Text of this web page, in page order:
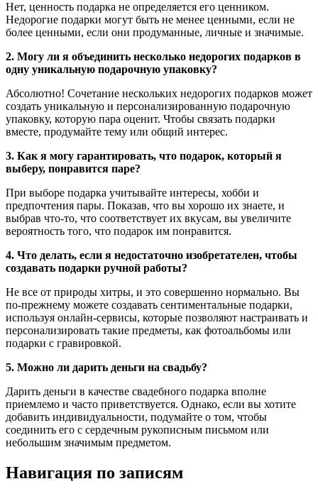
Нет, ценность подарка не определяется его ценником.
Недорогие подарки могут быть не менее ценными, если не
более ценными, если они продуманные, личные и значимые.
2. Могу ли я объединить несколько недорогих подарков в
одну уникальную подарочную упаковку?
Абсолютно! Сочетание нескольких недорогих подарков может
создать уникальную и персонализированную подарочную
упаковку, которую пара оценит. Чтобы связать подарки
вместе, продумайте тему или общий интерес.
3. Как я могу гарантировать, что подарок, который я
выберу, понравится паре?
При выборе подарка учитывайте интересы, хобби и
предпочтения пары. Показав, что вы хорошо их знаете, и
выбрав что-то, что соответствует их вкусам, вы увеличите
вероятность того, что подарок им понравится.
4. Что делать, если я недостаточно изобретателен, чтобы
создавать подарки ручной работы?
Не все от природы хитры, и это совершенно нормально. Вы
по-прежнему можете создавать сентиментальные подарки,
используя онлайн-сервисы, которые позволяют настраивать и
персонализировать такие предметы, как фотоальбомы или
подарки с гравировкой.
5. Можно ли дарить деньги на свадьбу?
Дарить деньги в качестве свадебного подарка вполне
приемлемо и часто приветствуется. Однако, если вы хотите
добавить индивидуальности, подумайте о том, чтобы
соединить его с сердечным рукописным письмом или
небольшим значимым предметом.
Навигация по записям